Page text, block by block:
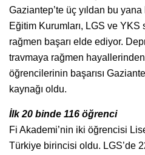
Gaziantep’te üç yıldan bu
Eğitim Kurumları, LGS ve YKS
rağmen başarı elde ediyor.
travmaya rağmen
öğrencilerinin başarısı
kaynağı oldu.
İlk 20 binde 116 öğrenci
Fi Akademi’nin iki öğrencisi
Türkiye birincisi oldu. LGS’de